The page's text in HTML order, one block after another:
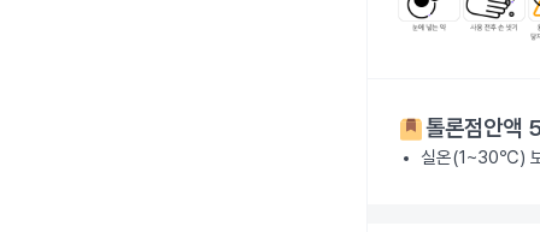
톨론점안액
실온(1~30℃)